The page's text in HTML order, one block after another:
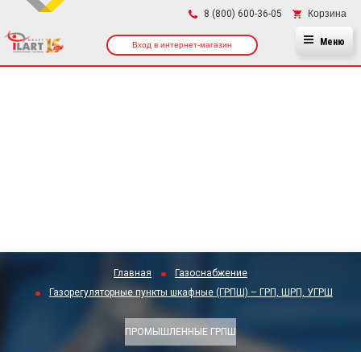
8 (800) 600-36-05 Корзина
Вход в интернет-магазин Меню
Главная
Газоснабжение
Газорегуляторные пункты шкафные (ГРПШ) – ГРП, ШРП, УГРШ
ПРОМЫШЛЕННЫЕ ГРПШ
×